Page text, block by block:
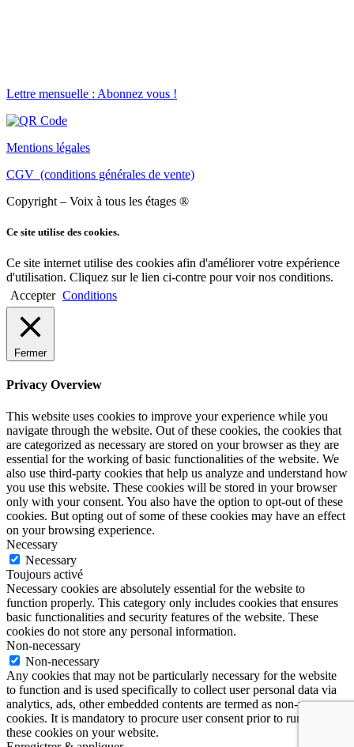
Lettre mensuelle : Abonnez vous !
Mentions légales
CGV (conditions générales de vente)
Copyright – Voix à tous les étages ®
Ce site utilise des cookies.
Ce site internet utilise des cookies afin d'améliorer votre expérience
d'utilisation. Cliquez sur le lien ci-contre pour voir nos conditions.
Accepter Conditions
Fermer
Privacy Overview
This website uses cookies to improve your experience while you
navigate through the website. Out of these cookies, the cookies that
are categorized as necessary are stored on your browser as they are
essential for the working of basic functionalities of the website. We
also use third-party cookies that help us analyze and understand how
you use this website. These cookies will be stored in your browser
only with your consent. You also have the option to opt-out of these
cookies. But opting out of some of these cookies may have an effect
on your browsing experience.
Necessary
Necessary
Toujours activé
Necessary cookies are absolutely essential for the website to
function properly. This category only includes cookies that ensures
basic functionalities and security features of the website. These
cookies do not store any personal information.
Non-necessary
Non-necessary
Any cookies that may not be particularly necessary for the website
to function and is used specifically to collect user personal data via
analytics, ads, other embedded contents are termed as non-necessary
cookies. It is mandatory to procure user consent prior to running
these cookies on your website.